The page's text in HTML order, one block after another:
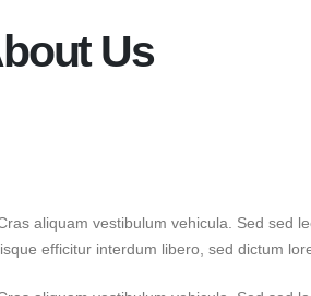
Us
aliquam vestibulum vehicula. Sed sed
efficitur interdum libero, sed dictum